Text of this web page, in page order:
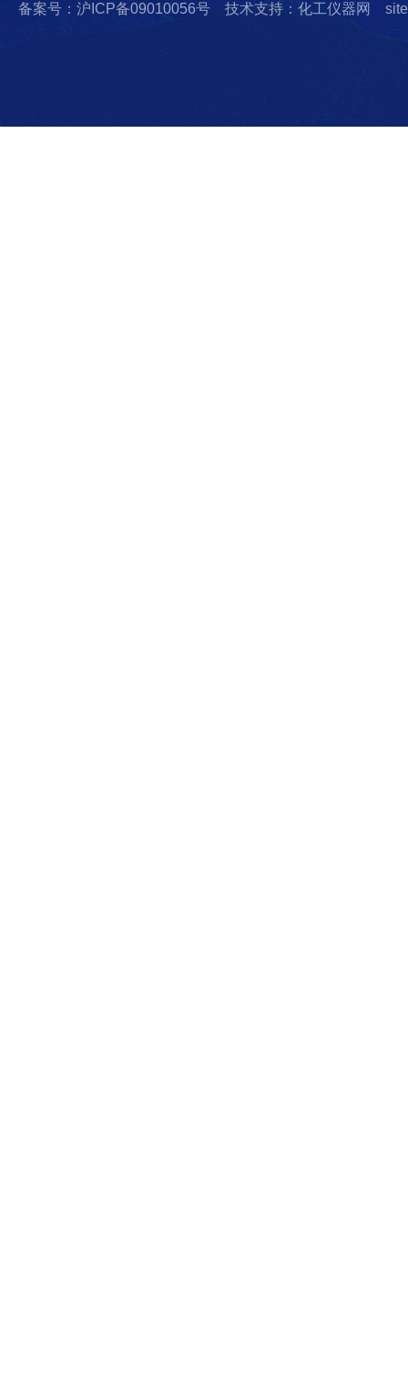
备案号：沪ICP备09010056号 技术支持：化工仪器网